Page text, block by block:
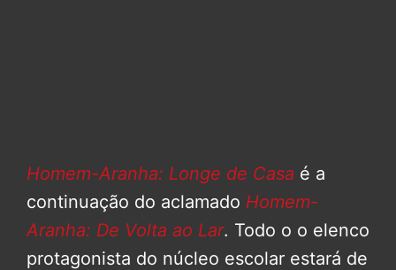
Homem-Aranha: Longe de Casa é a
continuação do aclamado Homem-
Aranha: De Volta ao Lar. Todo o o elenco
protagonista do núcleo escolar estará de